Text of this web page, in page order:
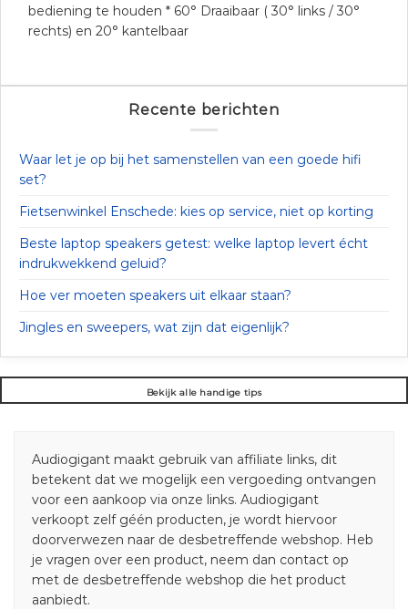
bediening te houden * 60° Draaibaar ( 30° links / 30°
rechts) en 20° kantelbaar
Recente berichten
Waar let je op bij het samenstellen van een goede hifi
set?
Fietsenwinkel Enschede: kies op service, niet op korting
Beste laptop speakers getest: welke laptop levert écht
indrukwekkend geluid?
Hoe ver moeten speakers uit elkaar staan?
Jingles en sweepers, wat zijn dat eigenlijk?
Bekijk alle handige tips
Audiogigant maakt gebruik van affiliate links, dit
betekent dat we mogelijk een vergoeding ontvangen
voor een aankoop via onze links. Audiogigant
verkoopt zelf géén producten, je wordt hiervoor
doorverwezen naar de desbetreffende webshop. Heb
je vragen over een product, neem dan contact op
met de desbetreffende webshop die het product
aanbiedt.